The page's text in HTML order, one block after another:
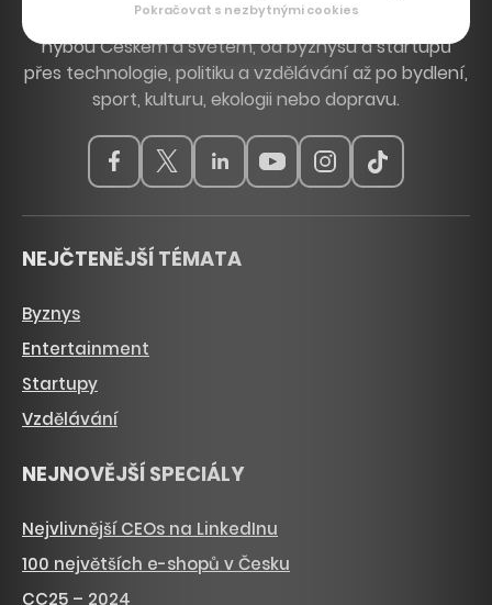
Hlavní zdroj inspirace. Věnujeme se tématům, která
hýbou Českem a světem, od byznysu a startupů
přes technologie, politiku a vzdělávání až po bydlení,
sport, kulturu, ekologii nebo dopravu.
NEJČTENĚJŠÍ TÉMATA
Byznys
Entertainment
Startupy
Vzdělávání
NEJNOVĚJŠÍ SPECIÁLY
Nejvlivnější CEOs na LinkedInu
100 největších e-shopů v Česku
CC25 – 2024
Pokračovat s nezbytnými cookies